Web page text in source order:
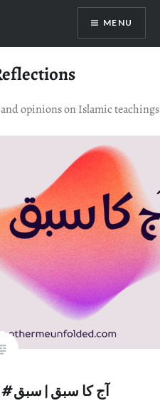
MENU
opinions on Islamic teachings
آج کا سبق | سبق # ۷ | خوشی اور غمی